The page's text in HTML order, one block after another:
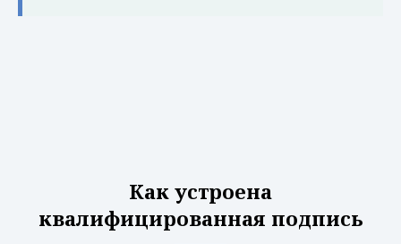
Как устроена
квалифицированная подпись